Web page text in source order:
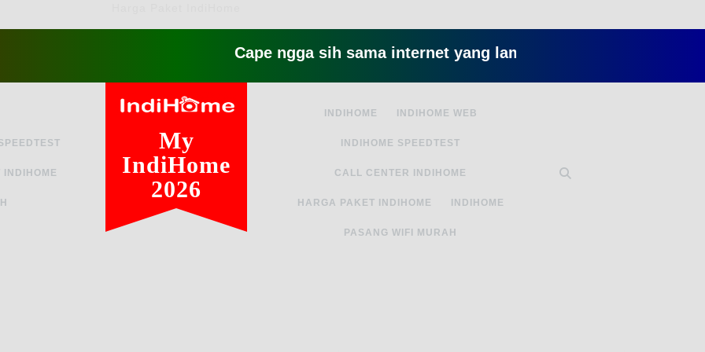
Cape ngga sih sama internet yang lambat gitu gitu aja dah
INDIHOME
My
IndiHome
2026
INDIHOME INDIHOME WEB
INDIHOME SPEEDTEST
CALL CENTER INDIHOME
HARGA PAKET INDIHOME INDIHOME
PASANG WIFI MURAH